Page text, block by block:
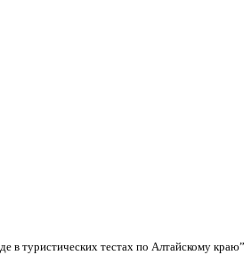
в туристических тестах по Алтайскому краю”